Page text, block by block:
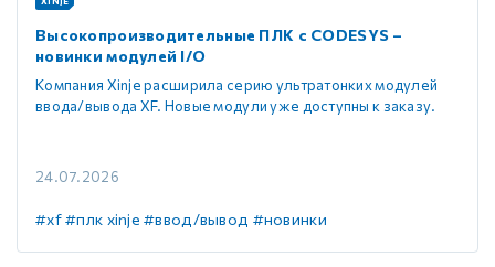
Высокопроизводительные ПЛК с CODESYS –
новинки модулей I/O
Компания Xinje расширила серию ультратонких модулей
ввода/вывода XF. Новые модули уже доступны к заказу.
24.07.2026
#xf#плк xinje #ввод/вывод #новинки